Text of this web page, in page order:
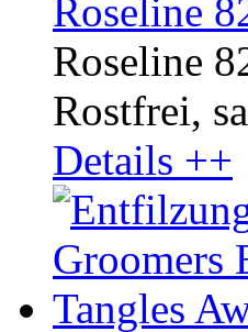
Roseline
Roseline
Rostfrei,
Details ++